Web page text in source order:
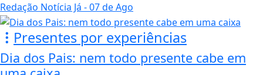
Redação Notícia Já - 07 de Ago
Presentes por experiências
Dia dos Pais: nem todo presente cabe em